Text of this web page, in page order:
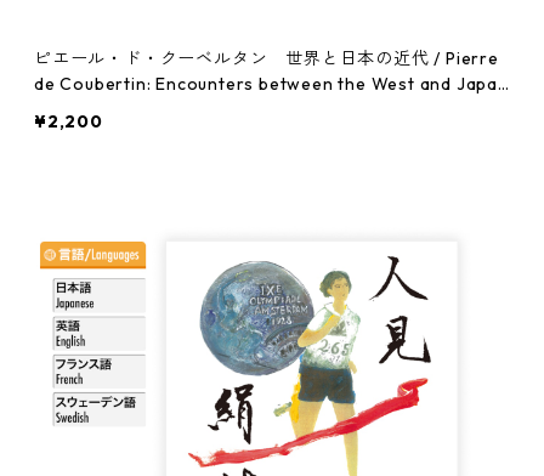
ピエール・ド・クーベルタン 世界と日本の近代 / Pierre
de Coubertin: Encounters between the West and Japan
¥2,200